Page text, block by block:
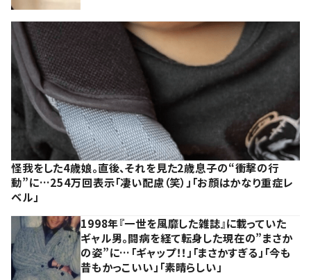
怪我をした4歳娘。直後、それを見た2歳息子の“衝撃の行
動”に…254万回表示「凄い配慮（笑）」「お顔はかなり重症レ
ベル」
1998年『一世を風靡した雑誌』に載っていた
ギャル男。闘病を経て転身した現在の”まさか
の姿”に…「ギャップ！！」「まさかすぎる」「今も
昔もかっこいい」「素晴らしい」